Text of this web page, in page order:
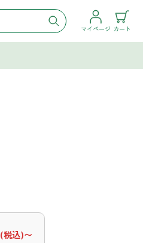
マイページ カート
(税込)〜